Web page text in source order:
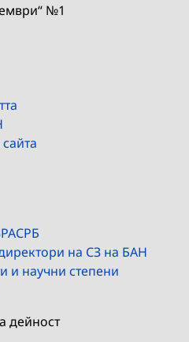
№1
на СЗ на БАН
и научни степени
дейност